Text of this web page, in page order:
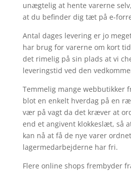
unægtelig at hente varerne
at du befinder dig tæt på e-
Antal dages levering er jo
har brug for varerne om kort
det rimelig på sin plads at vi
leveringstid ved den
Temmelig mange webbutikker
blot en enkelt hverdag på en
vær på vagt da det kræver at
end et angivent klokkeslæt, så
kan nå at få de nye varer
lagermedarbejderne har fri.
Flere online shops frembyder